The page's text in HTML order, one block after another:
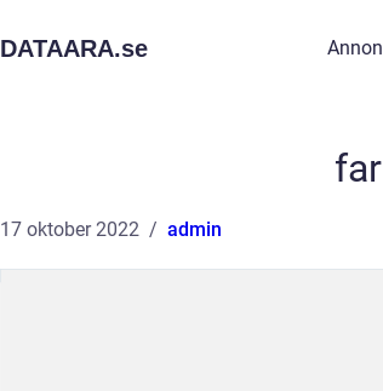
DATAARA.se
17 oktober 2022 admin